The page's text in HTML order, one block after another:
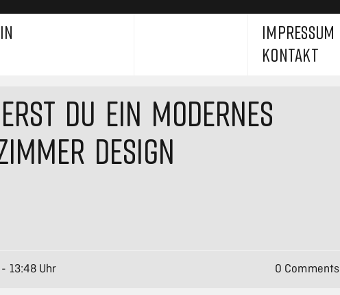
IMPRESSUM
KONTAKT
DU EIN MODERNES
DESIGN
0 Comments
13:48 Uhr